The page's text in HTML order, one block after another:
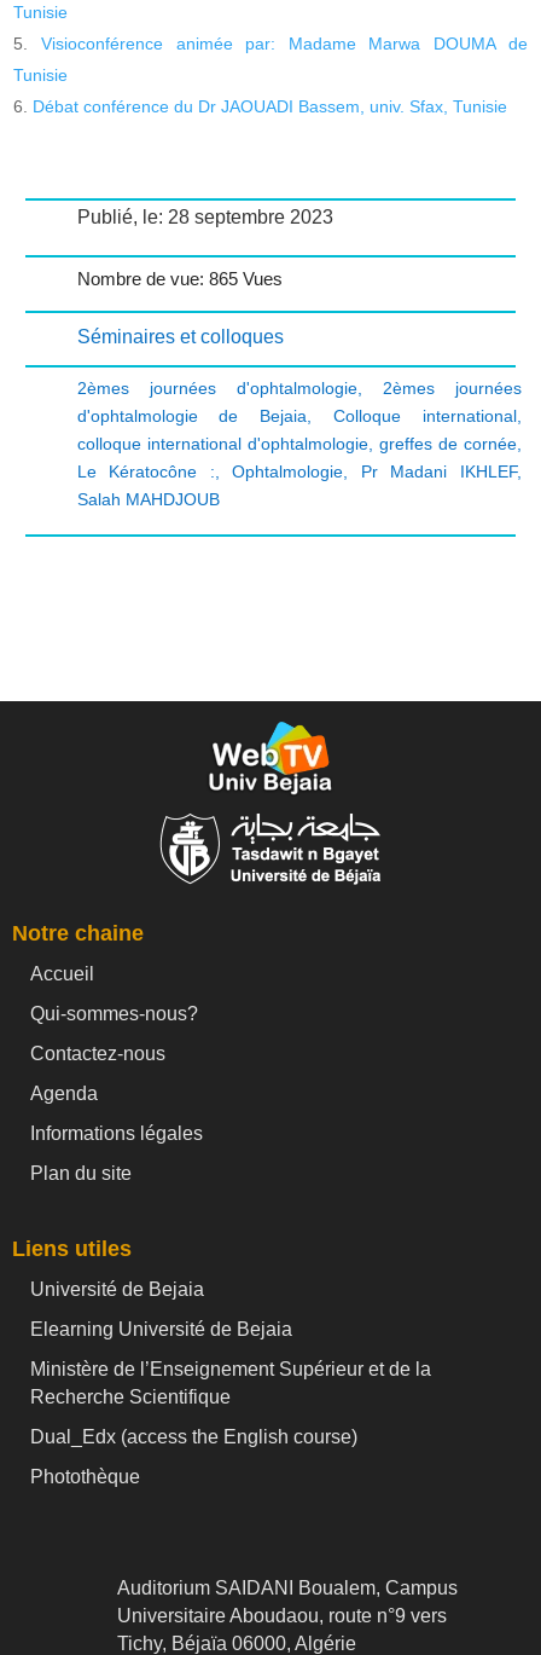
Tunisie
Visioconférence animée par: Madame Marwa DOUMA de
Tunisie
Débat conférence du Dr JAOUADI Bassem, univ. Sfax, Tunisie
Publié, le: 28 septembre 2023
Nombre de vue: 865 Vues
Séminaires et colloques
2èmes journées d'ophtalmologie, 2èmes journées
d'ophtalmologie de Bejaia
Colloque international,
colloque international d'ophtalmologie, greffes de cornée,
Le Kératocône :
Ophtalmologie Pr Madani IKHLEF,
Salah MAHDJOUB
Notre chaine
Accueil
Qui-sommes-nous?
Contactez-nous
Agenda
Informations légales
Plan du site
Liens utiles
Université de Bejaia
Elearning Université de Bejaia
Ministère de l’Enseignement Supérieur et de la
Recherche Scientifique
Dual_Edx (access the English course)
Photothèque
Auditorium SAIDANI Boualem, Campus
Universitaire Aboudaou, route n°9 vers
Tichy, Béjaïa 06000, Algérie